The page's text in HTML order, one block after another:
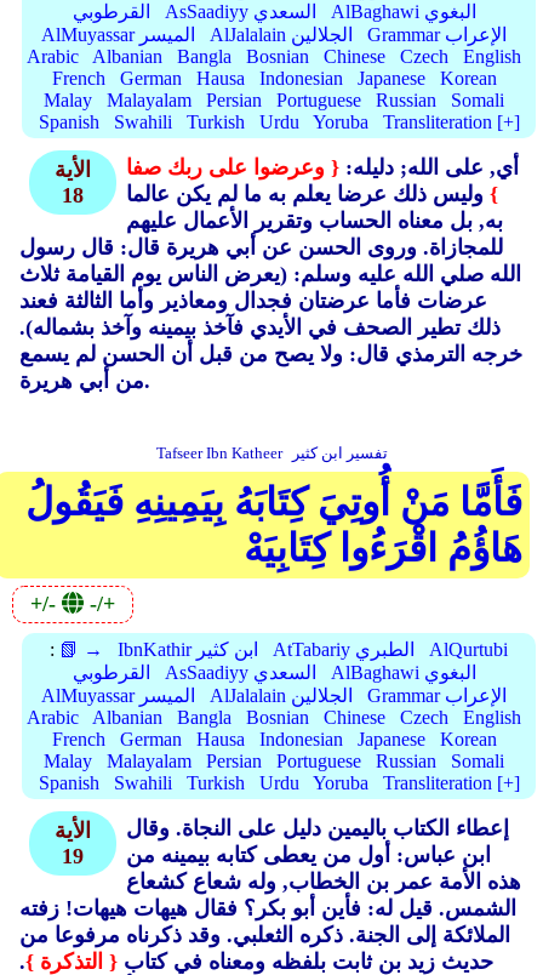
القرطوبي
AsSaadiyy السعدي
AlBaghawi البغوي
AlMuyassar الميسر
AlJalalain الجلالين
Grammar الإعراب
Arabic
Albanian Bangla Bosnian Chinese Czech
English
French
German Hausa Indonesian Japanese
Korean
Malay
Malayalam Persian Portuguese Russian
Somali
Spanish
Swahili Turkish Urdu Yoruba Transliteration [+]
الأية
18
أي, على الله; دليله: { وعرضوا على ربك صفا
} وليس ذلك عرضا يعلم به ما لم يكن عالما
به, بل معناه الحساب وتقرير الأعمال عليهم
للمجازاة. وروى الحسن عن أبي هريرة قال: قال رسول
الله صلي الله عليه وسلم: (يعرض الناس يوم القيامة ثلاث
عرضات فأما عرضتان فجدال ومعاذير وأما الثالثة فعند
ذلك تطير الصحف في الأيدي فآخذ بيمينه وآخذ بشماله).
خرجه الترمذي قال: ولا يصح من قبل أن الحسن لم يسمع
من أبي هريرة.
Tafseer Ibn Katheer تفسير ابن كثير
فَأَمَّا مَنْ أُوتِيَ كِتَابَهُ بِيَمِينِهِ فَيَقُولُ
هَاؤُمُ اقْرَءُوا كِتَابِيَهْ
+/- -/+
: 📗 → IbnKathir ابن كثير AtTabariy الطبري
AlQurtubi
القرطوبي
AsSaadiyy السعدي
AlBaghawi البغوي
AlMuyassar الميسر
AlJalalain الجلالين
Grammar الإعراب
Arabic
Albanian Bangla Bosnian Chinese Czech
English
French
German Hausa Indonesian Japanese
Korean
Malay
Malayalam Persian Portuguese Russian
Somali
Spanish
Swahili Turkish Urdu Yoruba Transliteration [+]
الأية
19
إعطاء الكتاب باليمين دليل على النجاة. وقال
ابن عباس: أول من يعطى كتابه بيمينه من
هذه الأمة عمر بن الخطاب, وله شعاع كشعاع
الشمس. قيل له: فأين أبو بكر؟ فقال هيهات هيهات! زفته
الملائكة إلى الجنة. ذكره الثعلبي. وقد ذكرناه مرفوعا من
حديث زيد بن ثابت بلفظه ومعناه في كتاب { التذكرة }.